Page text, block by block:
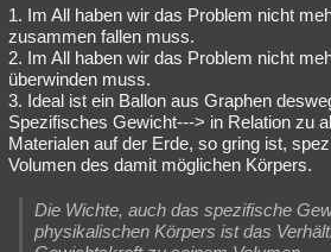
1. Im All haben wir das Problem nicht
zusammen fallen muss.
2. Im All haben wir das Problem nicht
überwinden muss.
3. Ideal ist ein Ballon aus Graphen
Spezifisches Gewicht---> in Relation zu
Materialen auf der Erde, so gring ist,
Volumen des damit möglichen Körpers.
Die Wichte, auch das spezifische
physikalischen Körpers ist das